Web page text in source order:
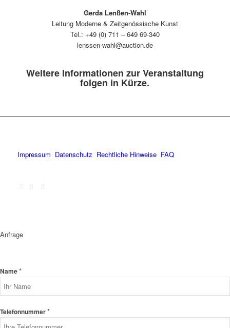
Gerda Lenßen-Wahl
Leitung Moderne & Zeitgenössische Kunst
Tel.: +49 (0) 711 – 649 69-340
lenssen-wahl@auction.de
Weitere Informationen zur Veranstaltung
folgen in Kürze.
Impressum Datenschutz Rechtliche Hinweise FAQ
Anfrage
Name*
Telefonnummer*